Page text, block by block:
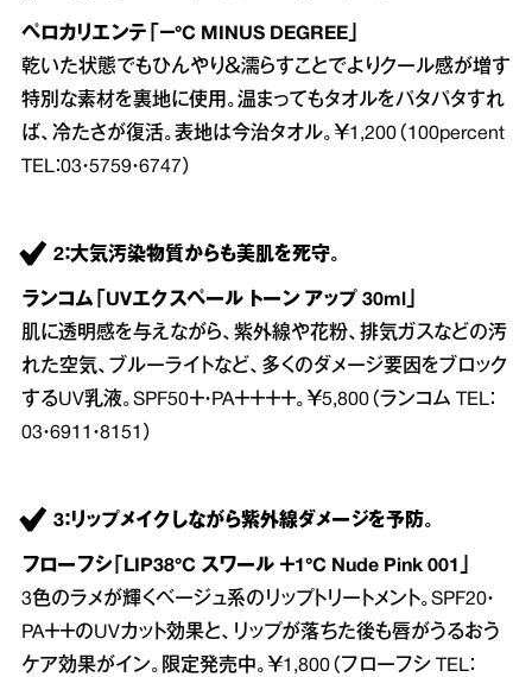
ペロカリエンテ「－°C MINUS DEGREE」
乾いた状態でもひんやり＆濡らすことでよりクール感が増す
特別な素材を裏地に使用。温まってもタオルをパタパタすれ
ば、冷たさが復活。表地は今治タオル。￥1,200（100percent
TEL：03・5759・6747）
2：大気汚染物質からも美肌を死守。
ランコム「UVエクスペール トーン アップ 30ml」
肌に透明感を与えながら、紫外線や花粉、排気ガスなどの汚
れた空気、ブルーライトなど、多くのダメージ要因をブロック
するUV乳液。SPF50＋・PA＋＋＋＋。￥5,800（ランコム TEL：
03・6911・8151）
3：リップメイクしながら紫外線ダメージを予防。
フローフシ「LIP38°C スワール ＋1°C Nude Pink 001」
3色のラメが輝くベージュ系のリップトリートメント。SPF20・
PA＋＋のUVカット効果と、リップが落ちた後も唇がうるおう
ケア効果がイン。限定発売中。￥1,800（フローフシ TEL：